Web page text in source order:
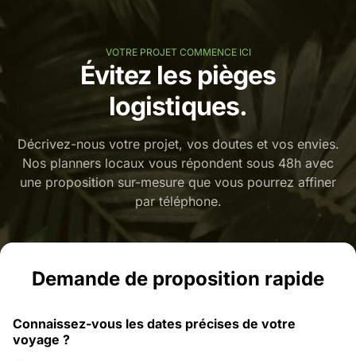
VOTRE PROJET COMMENCE ICI
Évitez les pièges
logistiques.
Décrivez-nous votre projet, vos doutes et vos envies.
Nos planners locaux vous répondent sous 48h avec
une proposition sur-mesure que vous pourrez affiner
par téléphone.
Demande de proposition rapide
Connaissez-vous les dates précises de votre
voyage ?